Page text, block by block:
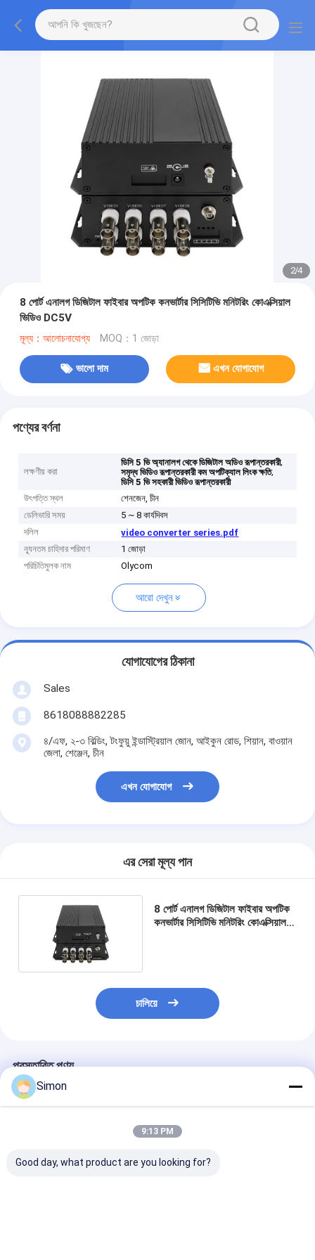
2/4
8 পোর্ট এনালগ ডিজিটাল ফাইবার অপটিক কনভার্টার সিসিটিভি মনিটরিং কোএক্সিয়াল
ভিডিও DC5V
মূল্য：আলোচনাযোগ্য MOQ：1 জোড়া
ভালো দাম এখন যোগাযোগ
পণ্যের বর্ণনা
লক্ষণীয় করা
ডিসি 5 ভি অ্যানালগ থেকে ডিজিটাল অডিও রূপান্তরকারী,
সমৃদ্ধ ভিডিও রূপান্তরকারী কম অপটিক্যাল লিংক ক্ষতি,
ডিসি 5 ভি সহকারী ভিডিও রূপান্তরকারী
উৎপত্তি স্থল
শেনজেন, চীন
ডেলিভারি সময়
5 ~ 8 কার্যদিবস
দলিল
video converter series.pdf
ন্যূনতম চাহিদার পরিমাণ
1 জোড়া
পরিচিতিমুলক নাম
Olycom
আরো দেখুন
যোগাযোগের ঠিকানা
Sales
8618088882285
৪/এফ, ২-৩ বিল্ডিং, টংফুয়ু ইন্ডাস্ট্রিয়াল জোন, আইকুন রোড, শিয়ান, বাওয়ান
জেলা, শেঞ্জেন, চীন
এখন যোগাযোগ
এর সেরা মূল্য পান
8 পোর্ট এনালগ ডিজিটাল ফাইবার অপটিক
কনভার্টার সিসিটিভি মনিটরিং কোএক্সিয়াল
চালিয়ে
প্রস্তাবিত পণ্য
Simon
9:13 PM
Good day, what product are you looking for?